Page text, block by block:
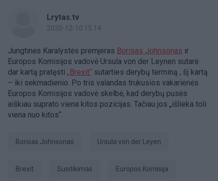
Lrytas.tv
2020-12-10 15:14
Jungtinės Karalystės premjeras Borisas Johnsonas ir
Europos Komisijos vadovė Ursula von der Leynen sutarė
dar kartą pratęsti „Brexit“ sutarties derybų terminą , šį kartą
– iki sekmadienio. Po tris valandas trukusios vakarienės
Europos Komisijos vadovė skelbė, kad derybų pusės
aiškiau suprato viena kitos pozicijas. Tačiau jos „išlieka toli
viena nuo kitos“.
Borisas Johnsonas Ursula von der Leyen
Brexit susitikimas Europos Komisija